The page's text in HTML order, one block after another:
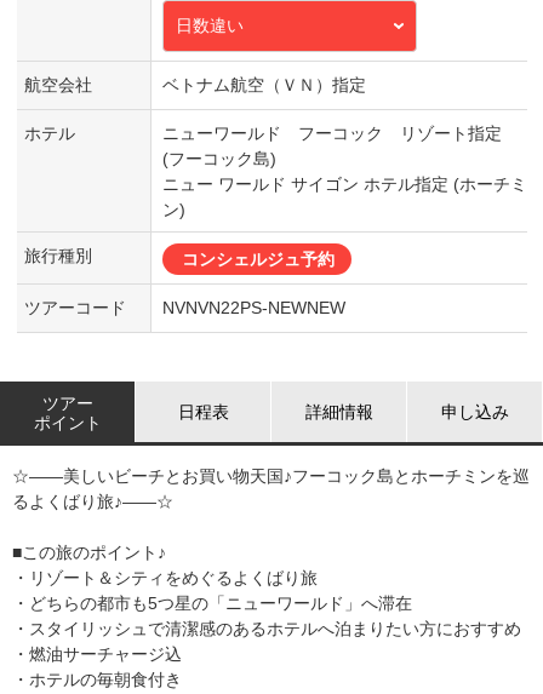
日数違い
航空会社 ベトナム航空（ＶＮ）指定
ホテル
ニューワールド フーコック リゾート指定
(フーコック島)
ニュー ワールド サイゴン ホテル指定 (ホーチミ
ン)
旅行種別 コンシェルジュ予約
ツアーコード NVNVN22PS-NEWNEW
ツアー
ポイント
日程表 詳細情報 申し込み
☆――美しいビーチとお買い物天国♪フーコック島とホーチミンを巡
るよくばり旅♪――☆
■この旅のポイント♪
・リゾート＆シティをめぐるよくばり旅
・どちらの都市も5つ星の「ニューワールド」へ滞在
・スタイリッシュで清潔感のあるホテルへ泊まりたい方におすすめ
・燃油サーチャージ込
・ホテルの毎朝食付き